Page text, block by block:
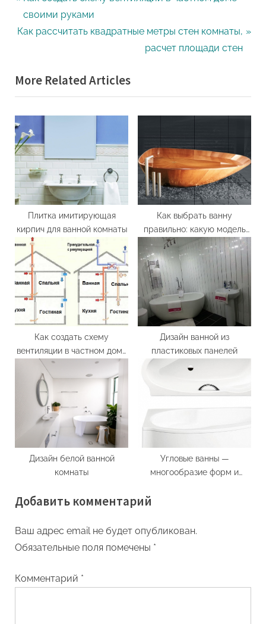
по
r
e
o
u
s
P
o
s
t
своими руками
N
t
P
o
s
t
:
Как рассчитать квадратные метры стен комнаты,
расчет площади стен
More Related Articles
Плитка имитирующая
кирпич для ванной комнаты
Как выбрать ванну
правильно: какую модель
лучше подобрать для
интерьера
Как создать схему
вентиляции в частном доме
своими руками
Дизайн ванной из
пластиковых панелей
Дизайн белой ванной
комнаты
Угловые ванны —
многообразие форм и
Добавить комментарий
Ваш адрес email не будет опубликован.
Обязательные поля помечены *
Комментарий *